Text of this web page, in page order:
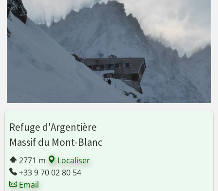
Refuge d'Argentière
Massif du Mont-Blanc
2771 m
Localiser
+33 9 70 02 80 54
Email